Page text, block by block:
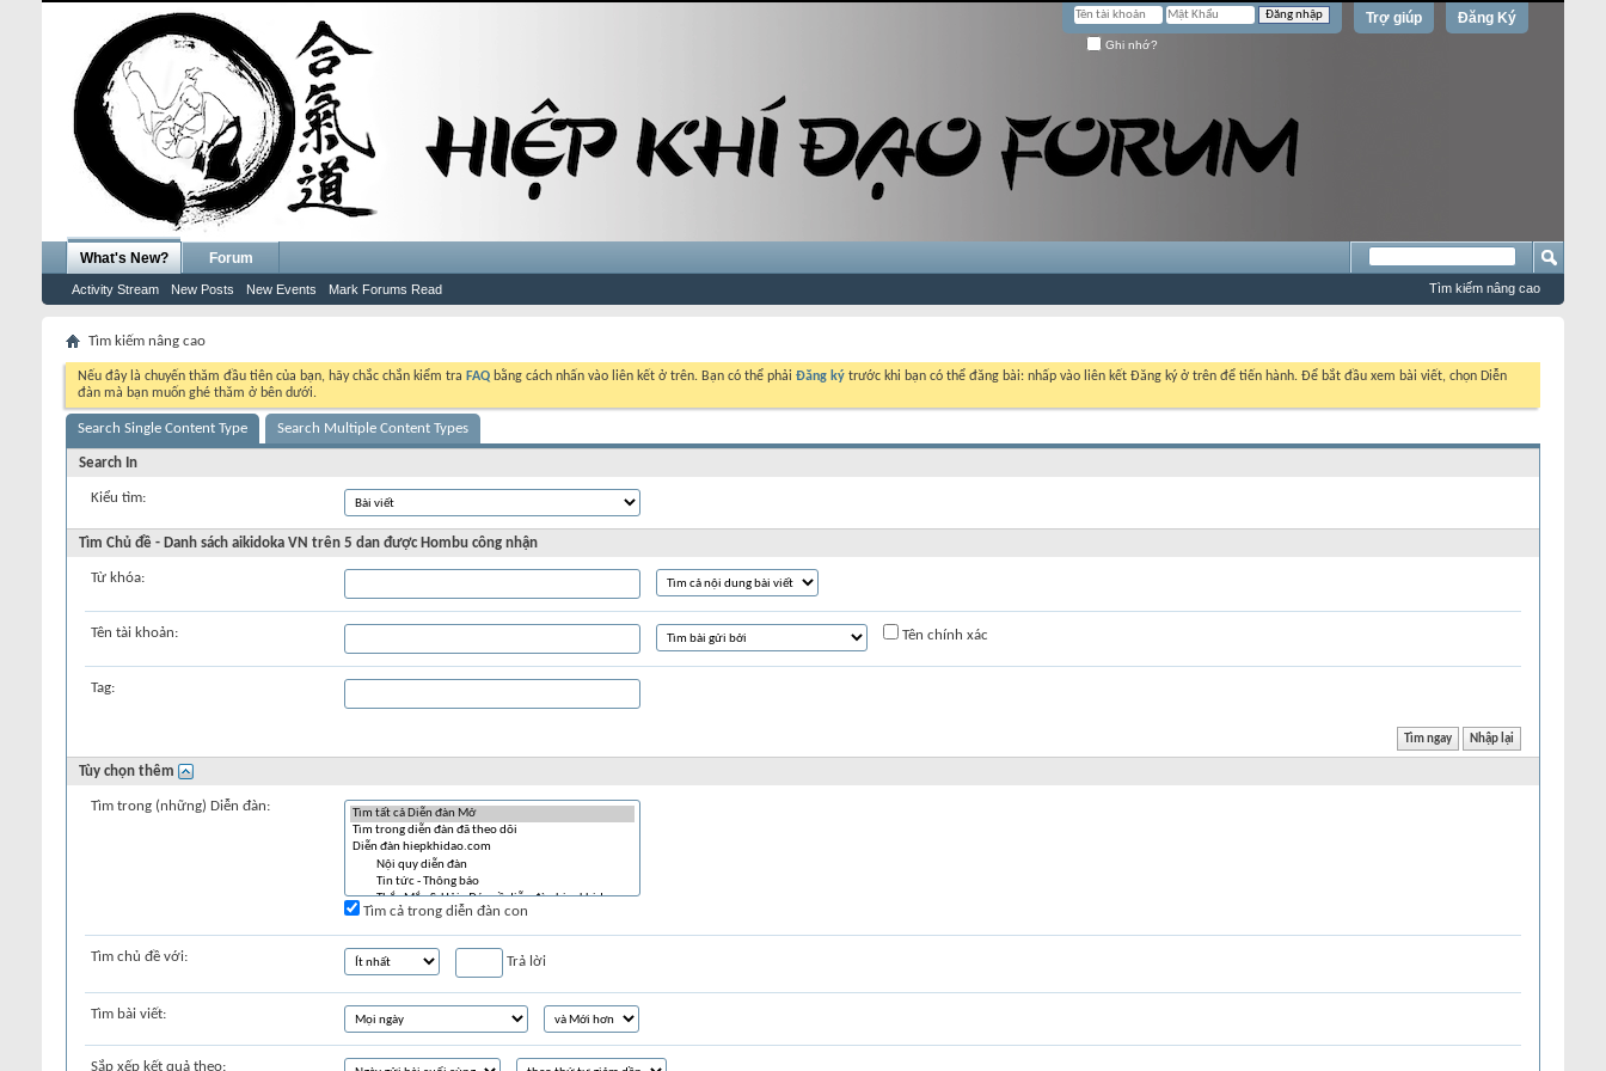
Đăng Ký
Trợ giúp
Ghi nhớ?
What's New?
Activity Stream New Posts New Events Mark Forums Read
Forum
Tìm kiếm nâng cao
Tìm kiếm nâng cao
Nếu đây là chuyến thăm đầu tiên của bạn, hãy chắc chắn kiểm tra FAQ bằng cách nhấn vào liên kết ở trên. Bạn có thể phải Đăng ký trước khi bạn có thể đăng bài: nhấp vào liên kết Đăng ký ở trên để tiến hành. Để bắt đầu xem bài viết, chọn Diễn
đàn mà bạn muốn ghé thăm ở bên dưới.
Search Single Content Type Search Multiple Content Types
Search In
Kiểu tìm:
Tìm Chủ đề - Danh sách aikidoka VN trên 5 dan được Hombu công nhận
Từ khóa:
Tên tài khoản: Tên chính xác
Tag:
Tùy chọn thêm
Tìm trong (những) Diễn đàn:
Tìm cả trong diễn đàn con
Tìm chủ đề với: Trả lời
Tìm bài viết:
Sắp xếp kết quả theo: